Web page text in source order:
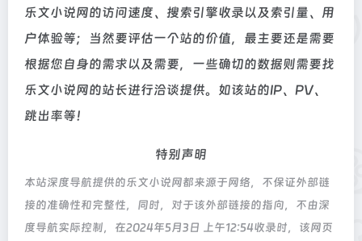
乐文小说网的访问速度、搜索引擎收录以及索引量、用
户体验等；当然要评估一个站的价值，最主要还是需要
根据您自身的需求以及需要，一些确切的数据则需要找
乐文小说网的站长进行洽谈提供。如该站的IP、PV、
跳出率等！
特别声明
本站深度导航提供的乐文小说网都来源于网络，不保证外部链
接的准确性和完整性，同时，对于该外部链接的指向，不由深
度导航实际控制，在2024年5月3日 上午12:54收录时，该网页